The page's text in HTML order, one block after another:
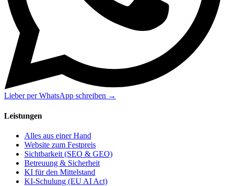
Lieber per WhatsApp schreiben →
Leistungen
Alles aus einer Hand
Website zum Festpreis